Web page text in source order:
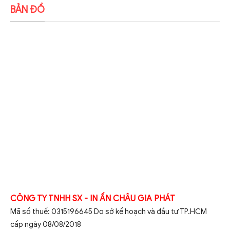
BẢN ĐỒ
CÔNG TY TNHH SX - IN ẤN CHÂU GIA PHÁT
Mã số thuế: 0315196645 Do sở kế hoạch và đầu tư TP.HCM
cấp ngày 08/08/2018